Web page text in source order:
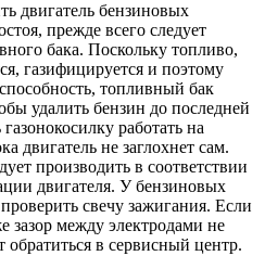
двигатель бензиновых
прежде всего следует
бака. Поскольку топливо,
газифицируется и поэтому
топливный бак
удалить бензин до последней
работать на
двигатель не заглохнет сам.
производить в соответствии
двигателя. У бензиновых
свечу зажигания. Если
зазор между электродами не
обратиться в сервисный центр.